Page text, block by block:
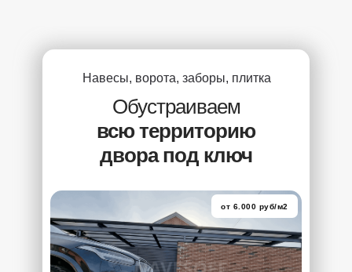
Навесы, ворота, заборы, плитка
Обустраиваем
всю территорию
двора под ключ
от 6.000 руб/м2